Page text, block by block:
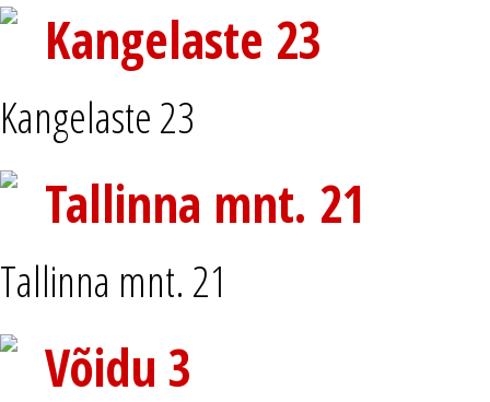
Kangelaste 23
Kangelaste 23
Tallinna mnt. 21
Tallinna mnt. 21
Võidu 3